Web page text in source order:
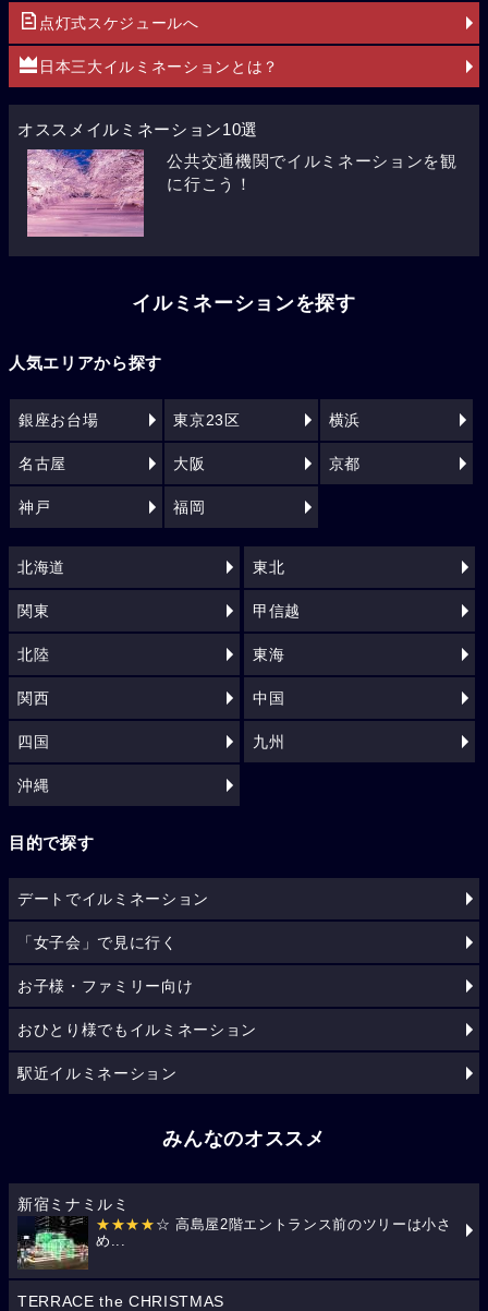
点灯式スケジュールへ
日本三大イルミネーションとは？
オススメイルミネーション10選
公共交通機関でイルミネーションを観
に行こう！
イルミネーションを探す
人気エリアから探す
銀座お台場 東京23区 横浜
名古屋 大阪 京都
神戸 福岡
北海道 東北
関東 甲信越
北陸 東海
関西 中国
四国 九州
沖縄
目的で探す
デートでイルミネーション
「女子会」で見に行く
お子様・ファミリー向け
おひとり様でもイルミネーション
駅近イルミネーション
みんなのオススメ
新宿ミナミルミ
★★★★ ☆ 高島屋2階エントランス前のツリーは小さ
め...
TERRACE the CHRISTMAS